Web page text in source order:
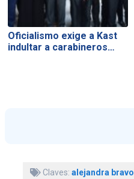
Oficialismo exige a Kast
indultar a carabineros…
Claves: alejandra bravo